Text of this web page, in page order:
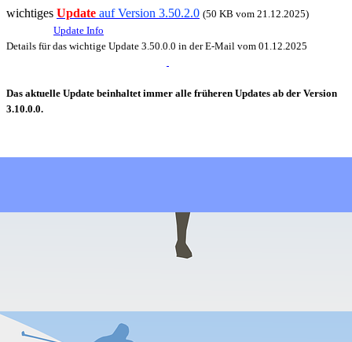
wichtiges Update auf Version 3.50.2.0 (50 KB vom 21.12.2025)
Update Info
Details für das wichtige Update 3.50.0.0 in der E-Mail vom 01.12.2025
Das aktuelle Update beinhaltet immer alle früheren Updates ab der Version
3.10.0.0.